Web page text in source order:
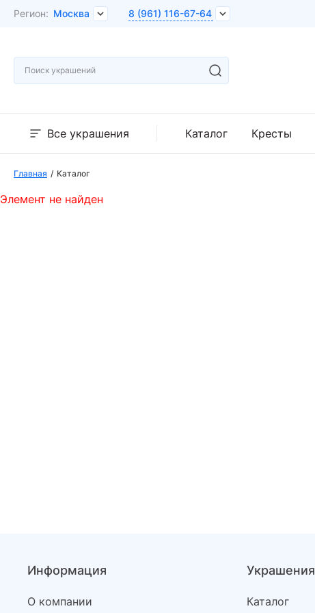
Регион: Москва 8 (961) 116-67-64
Все украшения Каталог Кресты
Главная Каталог
Элемент не найден
Информация
О компании
Украшения
Каталог